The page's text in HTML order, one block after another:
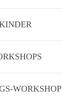
WORKSHOP